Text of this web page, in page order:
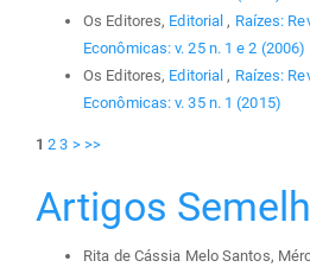
Os Editores, Editorial, Raízes:
Econômicas: v. 25 n. 1 e 2 (2006)
Os Editores, Editorial, Raízes:
Econômicas: v. 35 n. 1 (2015)
1 2 3 > >>
Artigos
Rita de Cássia Melo Santos,